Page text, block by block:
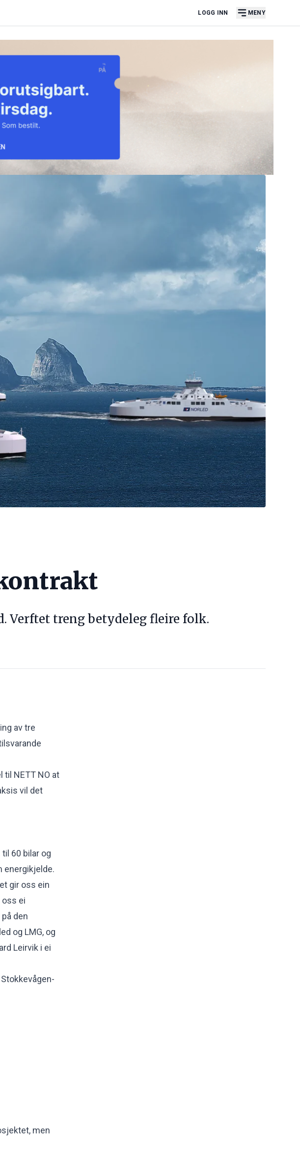
LOGG INN MENY
Verftet treng betydeleg fleire folk.
av tre
NETT NO at
vil det
60 bilar og
energikjelde.
gir oss ein
oss ei
den
og LMG, og
Leirvik i ei
men